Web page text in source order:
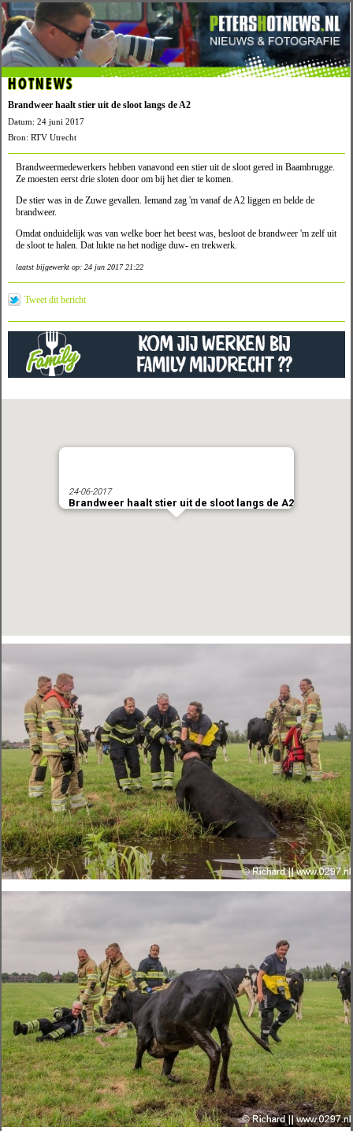
HOTNEWS
Brandweer haalt stier uit de sloot langs de A2
Datum: 24 juni 2017
Bron: RTV Utrecht
Brandweermedewerkers hebben vanavond een stier uit de sloot gered in Baambrugge.
Ze moesten eerst drie sloten door om bij het dier te komen.
De stier was in de Zuwe gevallen. Iemand zag 'm vanaf de A2 liggen en belde de
brandweer.
Omdat onduidelijk was van welke boer het beest was, besloot de brandweer 'm zelf uit
de sloot te halen. Dat lukte na het nodige duw- en trekwerk.
laatst bijgewerkt op: 24 jun 2017 21:22
Tweet dit bericht
24-06-2017
Brandweer haalt stier uit de sloot langs de A2